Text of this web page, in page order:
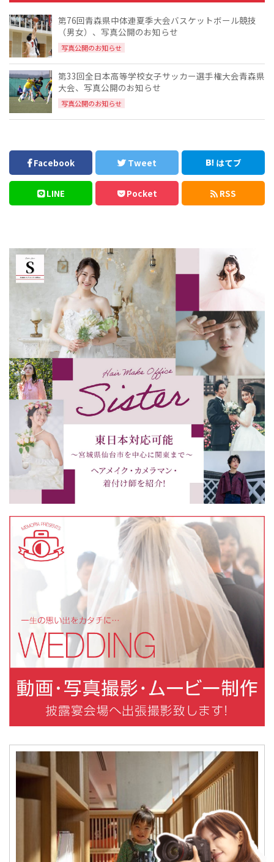
Facebook Tweet はてブ
LINE Pocket RSS
第76回青森県中体連夏季大会バスケットボール競技
（男女）、写真公開のお知らせ
写真公開のお知らせ
第33回全日本高等学校女子サッカー選手権大会青森県
大会、写真公開のお知らせ
写真公開のお知らせ